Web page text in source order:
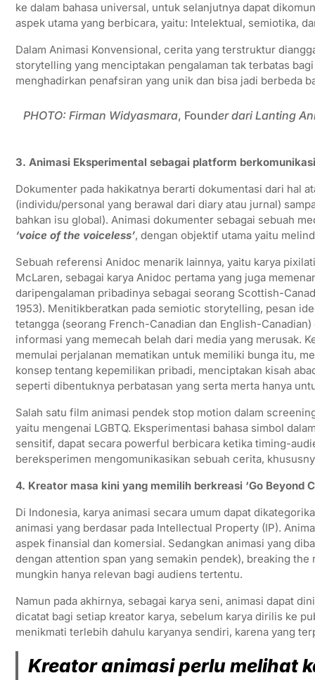
ke dalam bahasa universal, untuk selanjutnya dapat
aspek utama yang berbicara, yaitu: Intelektual, semiotika,
Dalam Animasi Konvensional, cerita yang terstruktur
storytelling yang menciptakan pengalaman tak terbatas
menghadirkan penafsiran yang unik dan bisa jadi berbeda
PHOTO: Firman Widyasmara, Founder dari Lanting
3. Animasi Eksperimental sebagai platform
Dokumenter pada hakikatnya berarti dokumentasi dari hal
(individu/personal yang berawal dari diary atau jurnal)
bahkan isu global). Animasi dokumenter sebagai sebuah
‘voice of the voiceless’, dengan objektif utama yaitu
Sebuah referensi Anidoc menarik lainnya, yaitu karya
McLaren, sebagai karya Anidoc pertama yang juga
daripengalaman pribadinya sebagai seorang Scottish-
1953). Menitikberatkan pada semiotic storytelling, pesan
tetangga (seorang French-Canadian dan English-
informasi yang memecah belah dari media yang merusak.
memulai perjalanan mematikan untuk memiliki bunga itu,
konsep tentang kepemilikan pribadi, menciptakan kisah
seperti dibentuknya perbatasan yang serta merta hanya
Salah satu film animasi pendek stop motion dalam
yaitu mengenai LGBTQ. Eksperimentasi bahasa simbol
sensitif, dapat secara powerful berbicara ketika timing-
bereksperimen mengomunikasikan sebuah cerita,
4. Kreator masa kini yang memilih berkreasi ‘Go Beyond
Di Indonesia, karya animasi secara umum dapat
animasi yang berdasar pada Intellectual Property (IP).
aspek finansial dan komersial. Sedangkan animasi yang
dengan attention span yang semakin pendek), breaking
mungkin hanya relevan bagi audiens tertentu.
Namun pada akhirnya, sebagai karya seni, animasi dapat
dicatat bagi setiap kreator karya, sebelum karya dirilis ke
menikmati terlebih dahulu karyanya sendiri, karena yang
Kreator animasi perlu melihat